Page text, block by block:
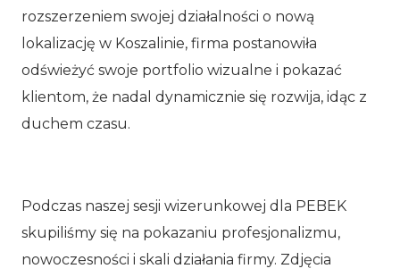
rozszerzeniem swojej działalności o nową
lokalizację w Koszalinie, firma postanowiła
odświeżyć swoje portfolio wizualne i pokazać
klientom, że nadal dynamicznie się rozwija, idąc z
duchem czasu.
Podczas naszej sesji wizerunkowej dla PEBEK
skupiliśmy się na pokazaniu profesjonalizmu,
nowoczesności i skali działania firmy. Zdjęcia